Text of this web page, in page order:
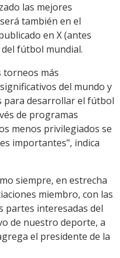
las mejores
también en el
en X (antes
fútbol mundial.
torneos más
del mundo y
desarrollar el fútbol
de programas
menos privilegiados se
importantes", indica
siempre, en estrecha
miembro, con las
partes interesadas del
de nuestro deporte, a
el presidente de la